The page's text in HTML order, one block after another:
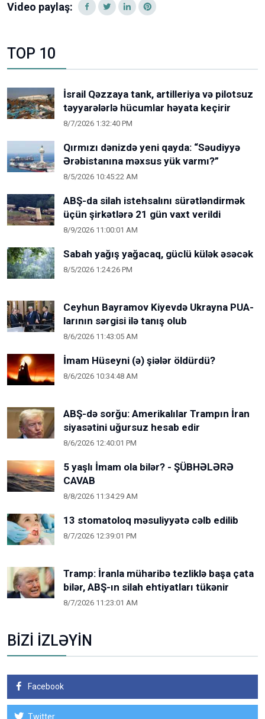
Video paylaş:
TOP 10
İsrail Qəzzaya tank, artilleriya və pilotsuz
təyyarələrlə hücumlar həyata keçirir
8/7/2026 1:32:40 PM
Qırmızı dənizdə yeni qayda: “Səudiyyə
Ərəbistanına məxsus yük varmı?”
8/5/2026 10:45:22 AM
ABŞ-da silah istehsalını sürətləndirmək
üçün şirkətlərə 21 gün vaxt verildi
8/9/2026 11:00:01 AM
Sabah yağış yağacaq, güclü külək əsəcək
8/5/2026 1:24:26 PM
Ceyhun Bayramov Kiyevdə Ukrayna PUA-
larının sərgisi ilə tanış olub
8/6/2026 11:43:05 AM
İmam Hüseyni (ə) şiələr öldürdü?
8/6/2026 10:34:48 AM
ABŞ-də sorğu: Amerikalılar Trampın İran
siyasətini uğursuz hesab edir
8/6/2026 12:40:01 PM
5 yaşlı İmam ola bilər? - ŞÜBHƏLƏRƏ
CAVAB
8/8/2026 11:34:29 AM
13 stomatoloq məsuliyyətə cəlb edilib
8/7/2026 12:39:01 PM
Tramp: İranla müharibə tezliklə başa çata
bilər, ABŞ-ın silah ehtiyatları tükənir
8/7/2026 11:23:01 AM
BİZİ İZLƏYİN
Facebook
Twitter